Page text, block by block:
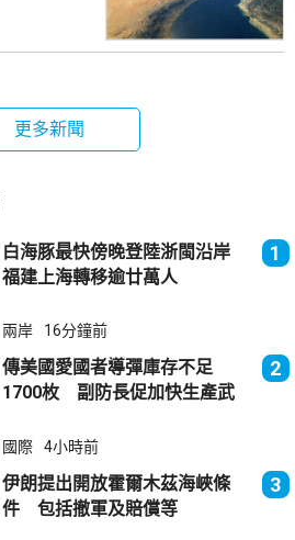
更多新聞
白海豚最快傍晚登陸浙閩沿岸
福建上海轉移逾廿萬人
1
兩岸 16分鐘前
傳美國愛國者導彈庫存不足
1700枚 副防長促加快生產武
2
國際 4小時前
伊朗提出開放霍爾木茲海峽條
件 包括撤軍及賠償等
3